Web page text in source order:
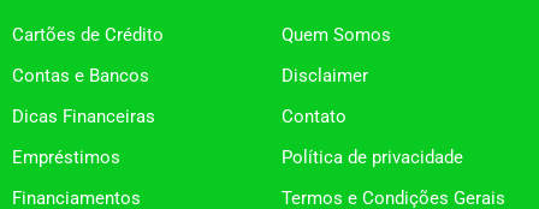
Cartões de Crédito
Contas e Bancos
Dicas Financeiras
Empréstimos
Financiamentos
Quem Somos
Disclaimer
Contato
Política de privacidade
Termos e Condições Gerais